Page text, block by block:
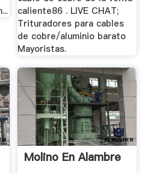
caliente86 . LIVE CHAT;
Trituradores para cables
de cobre/aluminio barato
Mayoristas.
Molino En Alambre